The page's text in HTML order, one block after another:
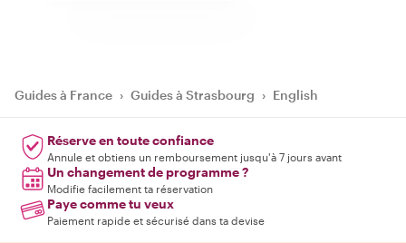
Guides à France › Guides à Strasbourg › English
Réserve en toute confiance
Annule et obtiens un remboursement jusqu'à 7 jours avant
Un changement de programme ?
Modifie facilement ta réservation
Paye comme tu veux
Paiement rapide et sécurisé dans ta devise